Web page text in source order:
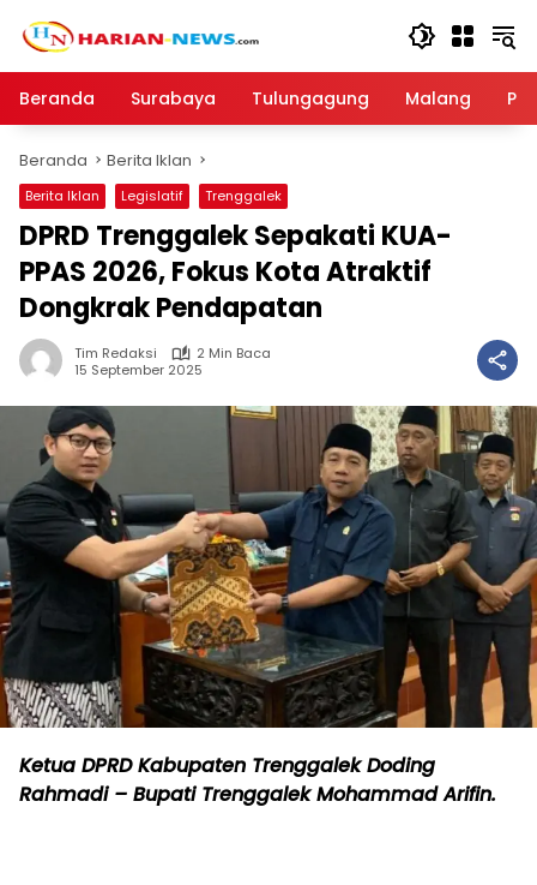
Beranda
Surabaya Tulungagung Malang
Beranda Berita Iklan
Berita Iklan Legislatif Trenggalek
DPRD Trenggalek Sepakati KUA-
PPAS 2026, Fokus Kota Atraktif
Dongkrak Pendapatan
Tim Redaksi
2 Min Baca
15 September 2025
Ketua DPRD Kabupaten Trenggalek Doding
Rahmadi – Bupati Trenggalek Mohammad Arifin.